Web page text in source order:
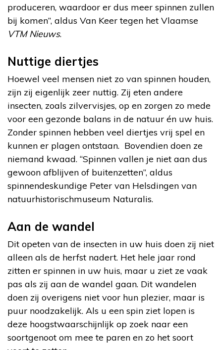
produceren, waardoor er dus meer spinnen zullen
bij komen”, aldus Van Keer tegen het Vlaamse
VTM Nieuws.
Nuttige diertjes
Hoewel veel mensen niet zo van spinnen houden,
zijn zij eigenlijk zeer nuttig. Zij eten andere
insecten, zoals zilvervisjes, op en zorgen zo mede
voor een gezonde balans in de natuur én uw huis.
Zonder spinnen hebben veel diertjes vrij spel en
kunnen er plagen ontstaan. Bovendien doen ze
niemand kwaad. “Spinnen vallen je niet aan dus
gewoon afblijven of buitenzetten”, aldus
spinnendeskundige Peter van Helsdingen van
natuurhistorischmuseum Naturalis.
Aan de wandel
Dit opeten van de insecten in uw huis doen zij niet
alleen als de herfst nadert. Het hele jaar rond
zitten er spinnen in uw huis, maar u ziet ze vaak
pas als zij aan de wandel gaan. Dit wandelen
doen zij overigens niet voor hun plezier, maar is
puur noodzakelijk. Als u een spin ziet lopen is
deze hoogstwaarschijnlijk op zoek naar een
soortgenoot om mee te paren en zo het soort